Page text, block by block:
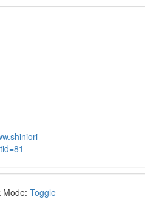
Mode: Toggle